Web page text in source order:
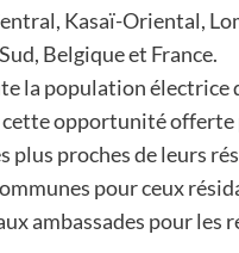
Kasaï-Oriental,
Belgique et France.
la population électrice
opportunité offerte
plus proches de leurs
pour ceux
ambassades pour les